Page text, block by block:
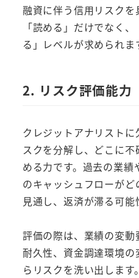
融資に伴う信用リスク
「読める」だけでなく
る」レベルが求められま
2. リスク評価能力
クレジットアナリスト
スクを分解し、どこに
める力です。過去の業
のキャッシュフローが
見通し、返済が滞る可能
評価の際は、業績の変
耐久性、資金調達環境
らリスクを洗い出しま